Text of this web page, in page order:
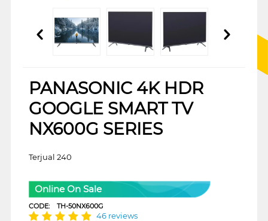
PANASONIC 4K HDR
GOOGLE SMART TV
NX600G SERIES
Terjual 240
Online On Sale
CODE: TH-50NX600G
46 reviews